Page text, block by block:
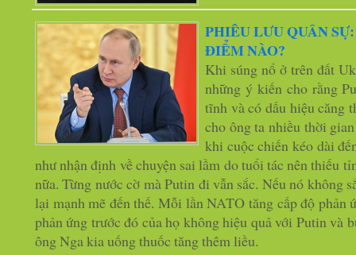
PHIÊU LƯU QUÂN
ĐIỂM NÀO?
Khi súng nổ ở trên đất
những ý kiến cho rằng
tĩnh và có dấu hiệu căng
cho ông ta nhiều thời
khi cuộc chiến kéo dài
như nhận định về chuyện sai lầm do tuổi tác nên thiếu
nữa. Từng nước cờ mà Putin đi vẫn sắc. Nếu nó không
lại mạnh mẽ đến thế. Mỗi lần NATO tăng cấp độ phản
phản ứng trước đó của họ không hiệu quả với Putin và
ông Nga kia uống thuốc tăng thêm liều.